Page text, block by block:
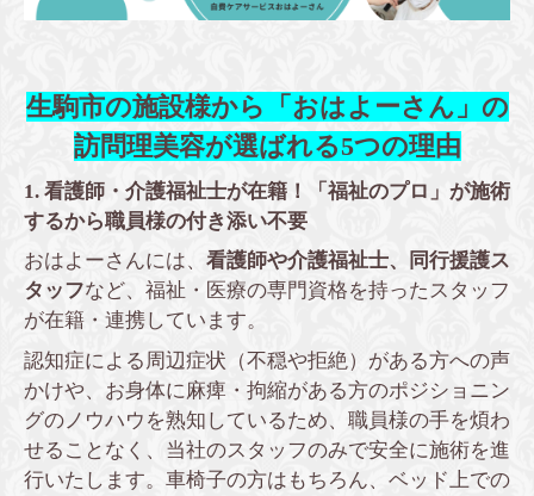
生駒市の施設様から「おはよーさん」の
訪問理美容が選ばれる5つの理由
1. 看護師・介護福祉士が在籍！「福祉のプロ」が施術
するから職員様の付き添い不要
おはよーさんには、 看護師や介護福祉士、同行援護ス
タッフなど、福祉・医療の専門資格を持ったスタッフ
が在籍・連携しています。
認知症による周辺症状（不穏や拒絶）がある方への声
かけや、お身体に麻痺・拘縮がある方のポジショニン
グのノウハウを熟知しているため、職員様の手を煩わ
せることなく、当社のスタッフのみで安全に施術を進
行いたします。車椅子の方はもちろん、ベッド上での